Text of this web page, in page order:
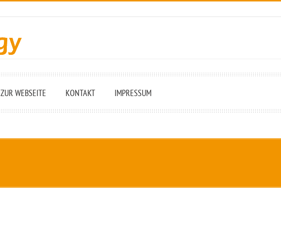
ZUR WEBSEITE KONTAKT IMPRESSUM